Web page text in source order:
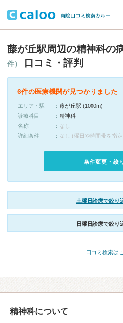
藤が丘駅周辺の精神科の
件）
口コミ・評判
6件の医療機関が見つかりました
エリア・駅
藤が丘駅 (1000m)
診療科目
精神科
名称
なし
詳細条件
なし (曜日や時間帯を指
条件変更・絞
土曜日診療で絞り
日曜日診療で絞り
口コミ検索は
精神科について